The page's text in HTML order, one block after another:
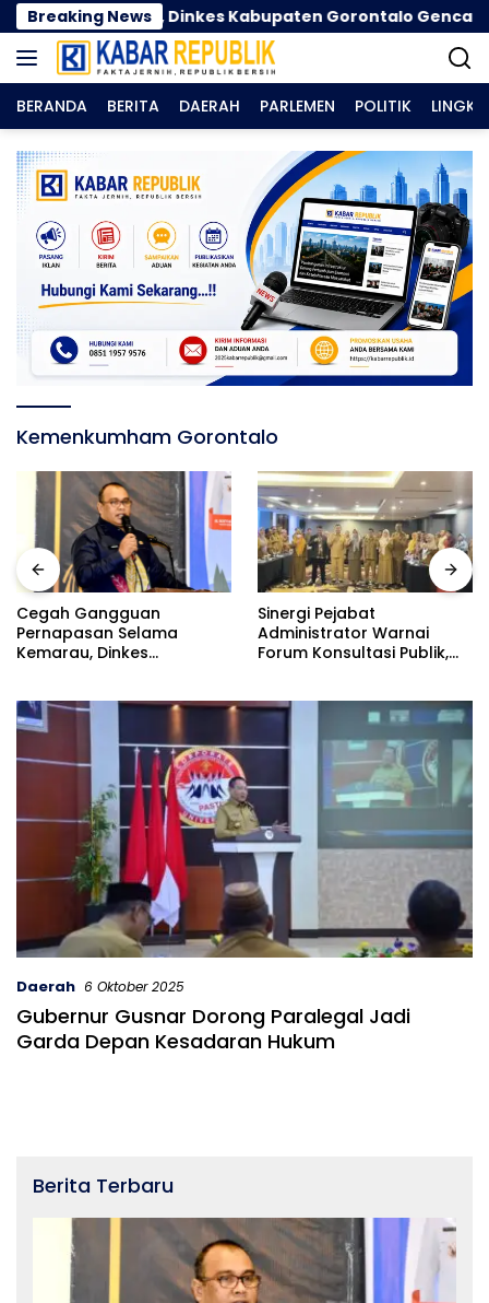
Langsung
ke
konten
Breaking News
Kemarau, Dinkes Kabupaten Gorontalo Gencarkan
BERANDA BERITA DAERAH PARLEMEN POLITIK
Kemenkumham Gorontalo
Gangguan
Selama
Dinkes
Sinergi Pejabat
Administrator Warnai
Forum Konsultasi Publik,
Pelayanan
Daerah 6 Oktober 2025
Gubernur Gusnar Dorong Paralegal Jadi
Garda Depan Kesadaran Hukum
Berita Terbaru